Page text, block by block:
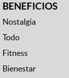
BENEFICIOS
Nostalgia
Todo
Fitness
Bienestar